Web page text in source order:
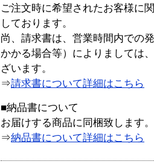
ご注文時に希望されたお客様に
しております。
尚、請求書は、営業時間内での
かかる場合等）によりましては
ざいます。
⇒請求書について詳細はこちら
■納品書について
お届けする商品に同梱致します。
⇒納品書について詳細はこちら